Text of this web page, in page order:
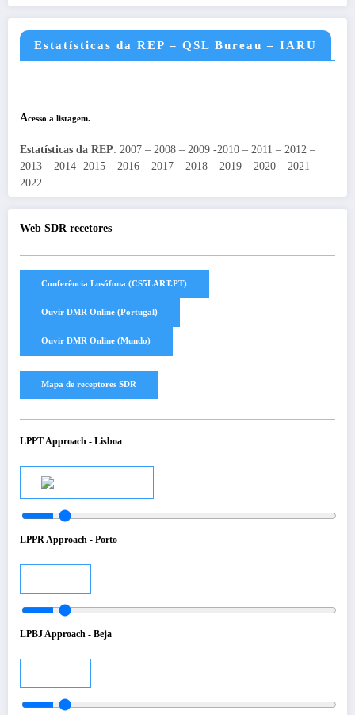
Estatísticas da REP – QSL Bureau – IARU
Acesso a listagem.
Estatísticas da REP: 2007 – 2008 – 2009 -2010 – 2011 – 2012 –
2013 – 2014 -2015 – 2016 – 2017 – 2018 – 2019 – 2020 – 2021 –
2022
Web SDR recetores
LPPT Approach - Lisboa
LPPR Approach - Porto
LPBJ Approach - Beja